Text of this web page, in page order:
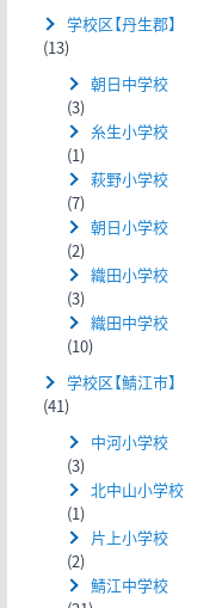
学校区【丹生郡】
(13)
朝日中学校
(3)
糸生小学校
(1)
萩野小学校
(7)
朝日小学校
(2)
織田小学校
(3)
織田中学校
(10)
学校区【鯖江市】
(41)
中河小学校
(3)
北中山小学校
(1)
片上小学校
(2)
鯖江中学校